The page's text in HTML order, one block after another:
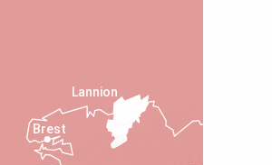
Lannion
Brest